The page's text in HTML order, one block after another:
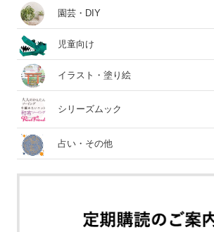
園芸・DIY
児童向け
イラスト・塗り絵
シリーズムック
占い・その他